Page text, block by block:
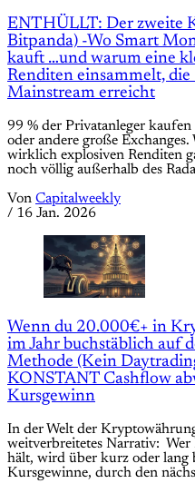
ENTHÜLLT: Der zweite
Bitpanda) -Wo Smart
kauft …und warum eine
Renditen einsammelt,
Mainstream erreicht
99 % der Privatanleger
oder andere große Exchanges.
wirklich explosiven Renditen
noch völlig außerhalb des
Von Capitalweekly
/ 16 Jan. 2026
Wenn du 20.000€+ in
im Jahr buchstäblich auf
Methode (Kein
KONSTANT Cashflow
Kursgewinn
In der Welt der
weitverbreitetes Narrativ:
hält, wird über kurz oder lang
Kursgewinne, durch den